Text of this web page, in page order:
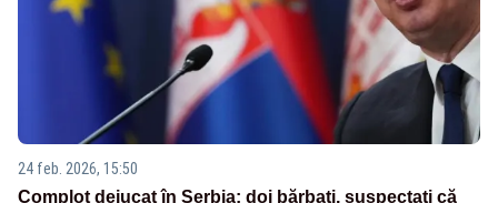
24 feb. 2026, 15:50
Complot dejucat în Serbia: doi bărbați, suspectați că